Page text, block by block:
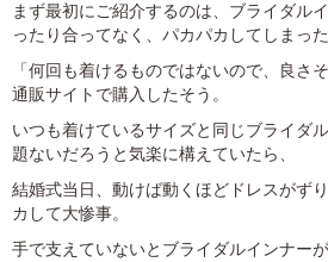
まず最初にご紹介するのは、ブライダル
ったり合ってなく、パカパカしてしまっ
「何回も着けるものではないので、良さ
通販サイトで購入したそう。
いつも着けているサイズと同じブライダ
題ないだろうと気楽に構えていたら、
結婚式当日、動けば動くほどドレスがず
カして大惨事。
手で支えていないとブライダルインナー